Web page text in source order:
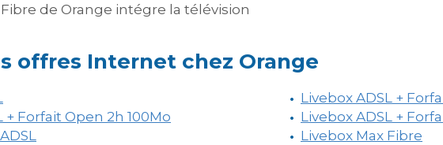
de Orange intégre la télévision
offres Internet chez Orange
Livebox ADSL +
+ Forfait Open 2h 100Mo
Livebox ADSL +
Livebox Max Fibre